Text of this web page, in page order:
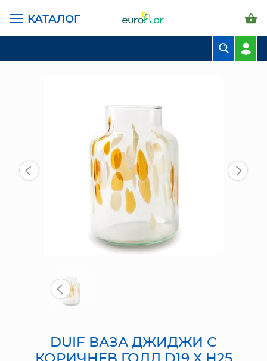
КАТАЛОГ
ЦВЕТЫ В ПАЧКАХ
СВАДЕБНАЯ ФЛОРИСТИКА
КОМНАТНЫЕ РАСТЕНИЯ
ГОРШКИ И КАШПО
ГРУНТЫ И УДОБРЕНИЯ
ПРЕДМЕТЫ ИНТЕРЬЕРА
ЯЩИКИ
ГЛАВНАЯ СТРАНИЦА КАТАЛОГ ВАЗЫ
СТЕКЛЯННЫЕ
DUIF ВАЗА ДЖИДЖИ С
КОРИЧНЕВ ГОЛЛ D19 Х H25